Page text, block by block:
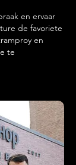
en ervaar
de favoriete
en
te